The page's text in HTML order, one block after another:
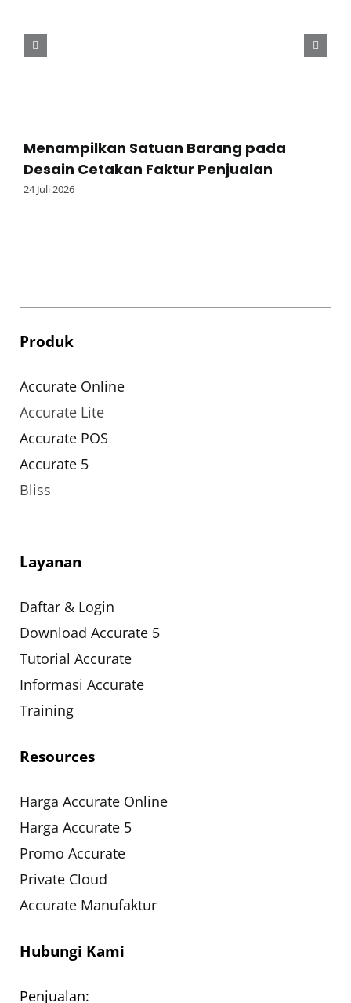
Menampilkan Satuan Barang pada
Desain Cetakan Faktur Penjualan
24 Juli 2026
Produk
Accurate Online
Accurate Lite
Accurate POS
Accurate 5
Bliss
Layanan
Daftar & Login
Download Accurate 5
Tutorial Accurate
Informasi Accurate
Training
Resources
Harga Accurate Online
Harga Accurate 5
Promo Accurate
Private Cloud
Accurate Manufaktur
Hubungi Kami
Penjualan: